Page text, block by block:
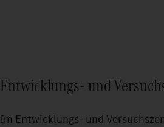
Entwicklungs- und
Im Entwicklungs- und